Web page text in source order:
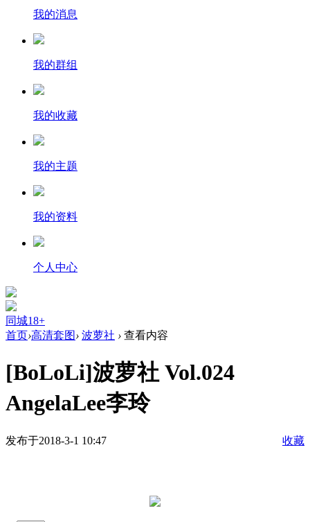
我的消息
我的群组
我的收藏
我的主题
我的资料
个人中心
同城18+
首页›高清套图› 波萝社 › 查看内容
[BoLoLi]波萝社 Vol.024
AngelaLee李玲
发布于2018-3-1 10:47 收藏